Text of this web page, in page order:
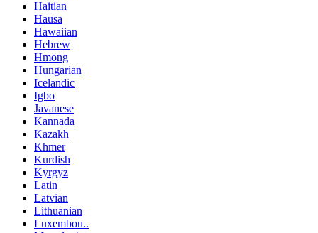
Haitian
Hausa
Hawaiian
Hebrew
Hmong
Hungarian
Icelandic
Igbo
Javanese
Kannada
Kazakh
Khmer
Kurdish
Kyrgyz
Latin
Latvian
Lithuanian
Luxembou..